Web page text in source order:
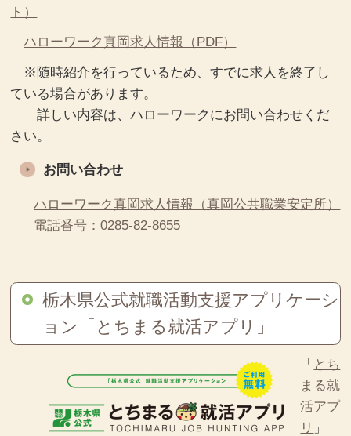
ト）
ハローワーク真岡求人情報（PDF）
※随時紹介を行っているため、すでに求人を終了し
ている場合があります。
詳しい内容は、ハローワークにお問い合わせくだ
さい。
お問い合わせ
ハローワーク真岡求人情報（真岡公共職業安定所）
電話番号：0285-82-8655
栃木県公式就職活動支援アプリケーシ
ョン「とちまる就活アプリ」
「 とち
まる就
活アプ
リ 」